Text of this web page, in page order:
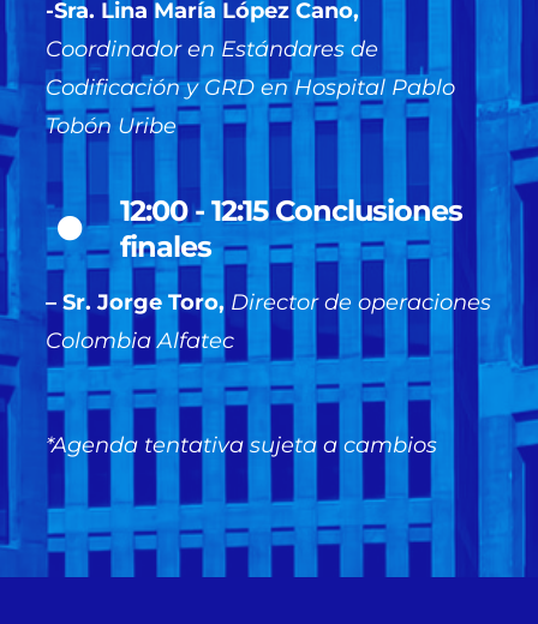
-Sra. Lina María López Cano,
Coordinador en Estándares de
Codificación y GRD en Hospital Pablo
Tobón Uribe
12:00 - 12:15 Conclusiones
finales
– Sr. Jorge Toro, Director de operaciones
Colombia Alfatec
*Agenda tentativa sujeta a cambios